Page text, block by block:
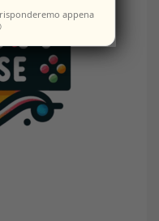
appena